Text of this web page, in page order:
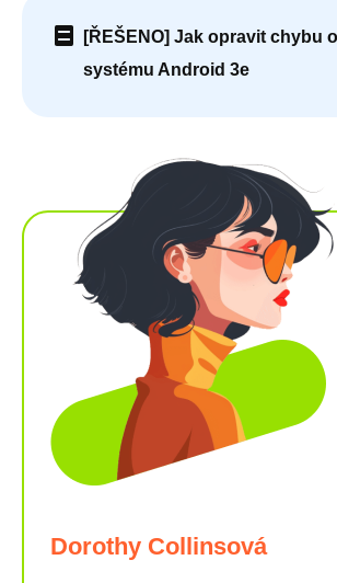
[ŘEŠENO] Jak opravit chybu
systému Android 3e
Dorothy Collinsová